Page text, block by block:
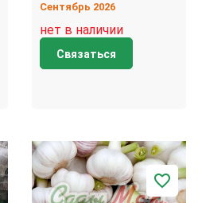
Сентябрь 2026
нет в наличии
Связаться